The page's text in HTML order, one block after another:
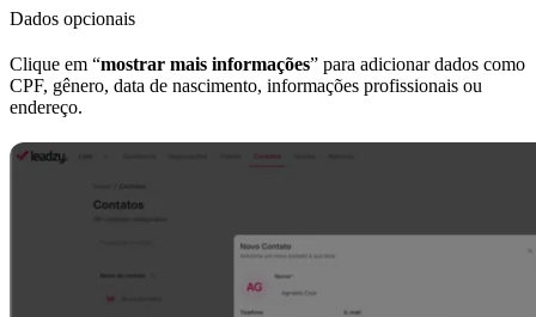
Dados opcionais
Clique em “mostrar mais informações” para adicionar dados como
CPF, gênero, data de nascimento, informações profissionais ou
endereço.